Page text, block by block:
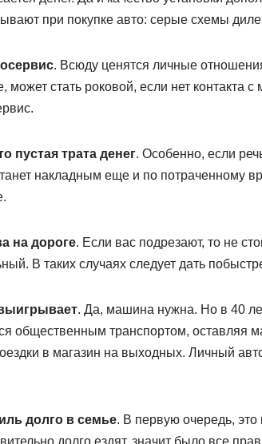
при покупке авто: серые схемы
. Всюду ценятся личные
стать роковой, если нет контакта
трата денег. Особенно, если
накладным еще и по потраченному
на дороге. Если вас подрезают, то не
В таких случаях следует дать
. Да, машина нужна. Но в 40
общественным транспортом, оставляя
в магазин на выходных. Личный
долго в семье. В первую очередь,
долго ездят, значит было все